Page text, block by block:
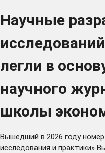
Научные
легли в
научного
школы
Вышедший в 2026 годуномер
исследования и практики»